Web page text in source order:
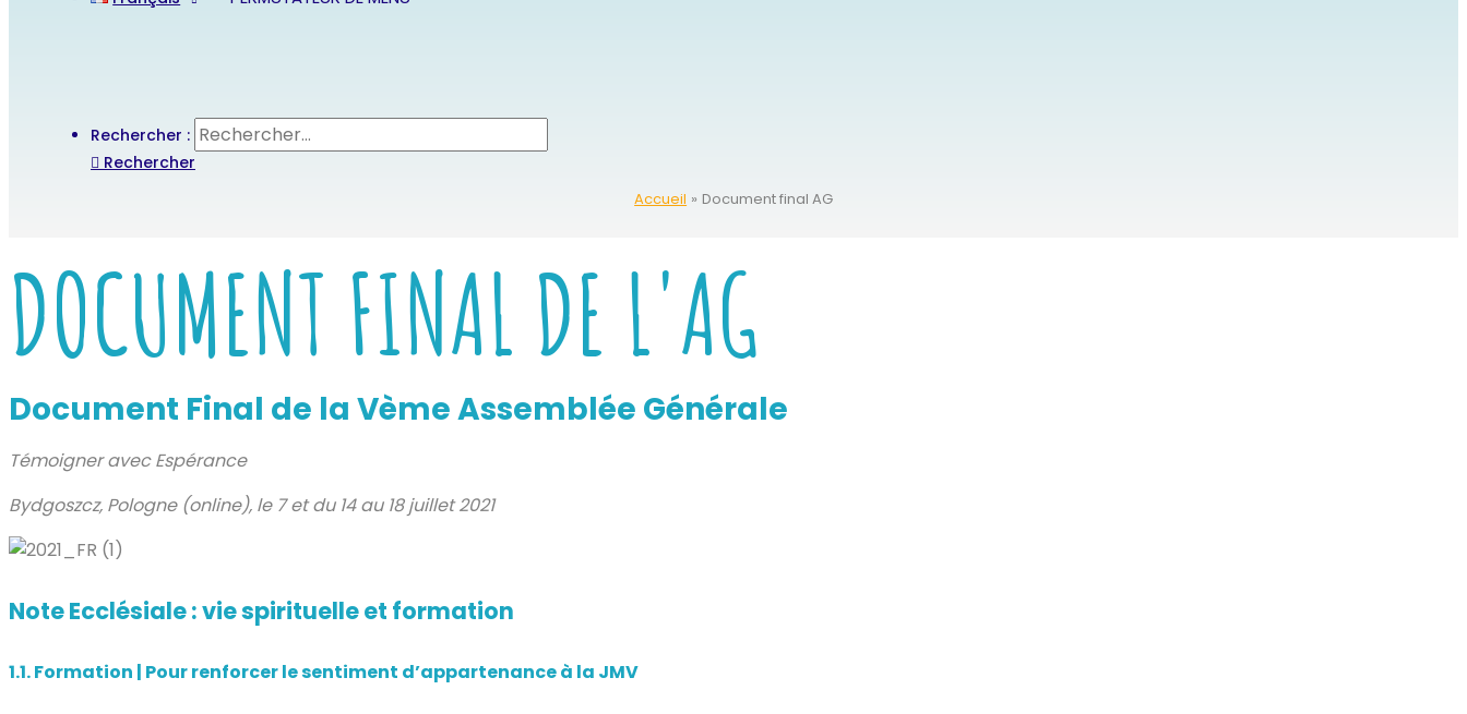
Rechercher :
Rechercher
Accueil Document final AG
DOCUMENT FINAL DE L'AG
Document Final de la Vème Assemblée Générale
Témoigner avec Espérance
Bydgoszcz, Pologne (online), le 7 et du 14 au 18 juillet 2021
Note Ecclésiale : vie spirituelle et formation
1.1.Formation | Pour renforcer le sentiment d’appartenance à la JMV